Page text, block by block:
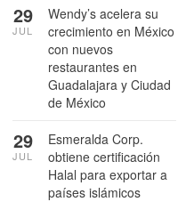
Wendy’s acelera su
crecimiento en México
con nuevos
restaurantes en
Guadalajara y Ciudad
de México
29
JUL
Esmeralda Corp.
obtiene certificación
Halal para exportar a
países islámicos
29
JUL